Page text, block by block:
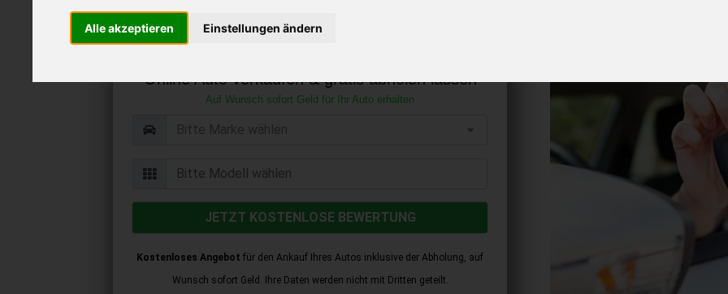
Alle akzeptieren Einstellungen ändern
Autoankauf in Plattling Bayern
Online Auto verkaufen & gratis abholen lassen
Auf Wunsch sofort Geld für Ihr Auto erhalten
JETZT KOSTENLOSE BEWERTUNG
Kostenloses Angebot für den Ankauf Ihres Autos inklusive der Abholung, auf
Wunsch sofort Geld. Ihre Daten werden nicht mit Dritten geteilt.